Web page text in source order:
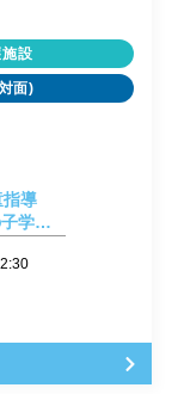
施設
面)
導
学園